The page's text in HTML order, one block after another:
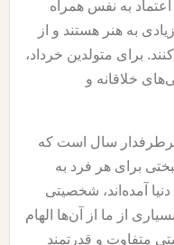
به نفس همراه
به هنر هستند و از
برای متولدین خرداد،
خلاقانه و
پرطرفدار سال است که
برای هر فرد به
آمده‌اند، شخصیتی
از ما از آن‌ها الهام
متفاوت و قدرتمند